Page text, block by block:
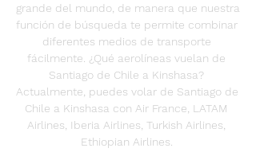
grande del mundo, de manera que nuestra
función de búsqueda te permite combinar
diferentes medios de transporte
fácilmente. ¿Qué aerolíneas vuelan de
Santiago de Chile a Kinshasa?
Actualmente, puedes volar de Santiago de
Chile a Kinshasa con Air France, LATAM
Airlines, Iberia Airlines, Turkish Airlines,
Ethiopian Airlines.